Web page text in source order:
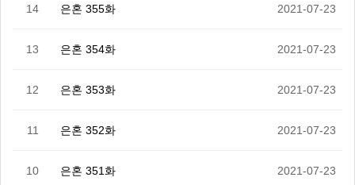
14 은혼 355화 2021-07-23
13 은혼 354화 2021-07-23
12 은혼 353화 2021-07-23
11 은혼 352화 2021-07-23
10 은혼 351화 2021-07-23